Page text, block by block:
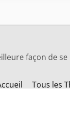
façon de
Tous les